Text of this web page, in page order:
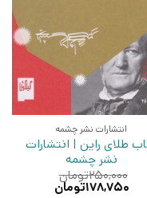
انتشارات نشر چشمه
طلای راین | انتشارات
نشر چشمه
۲۵۰,۰۰۰تومان
قیمت
۱۷۸,۷۵۰تومان